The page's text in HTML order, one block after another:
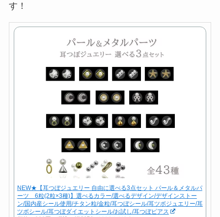
す！
NEW★【耳つぼジュエリー 自由に選べる3点セット パール＆メタルパ
ーツ 6粒(2粒×3種)】選べるカラー/選べるデザイン/デザインストー
ン/国内産シール使用/チタン粒/金粒/耳つぼシール/耳ツボジュエリー/耳
ツボシール/耳つぼダイエットシール/お試し/耳つぼピアス